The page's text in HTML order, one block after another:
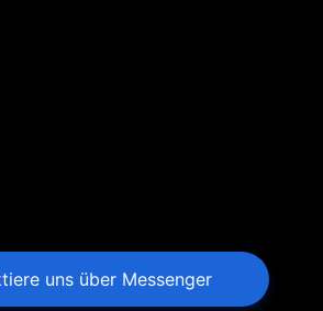
uns über Messenger